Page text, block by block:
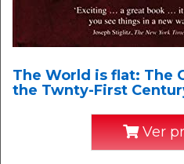
The World is flat: The
the Twnty-First
Ver